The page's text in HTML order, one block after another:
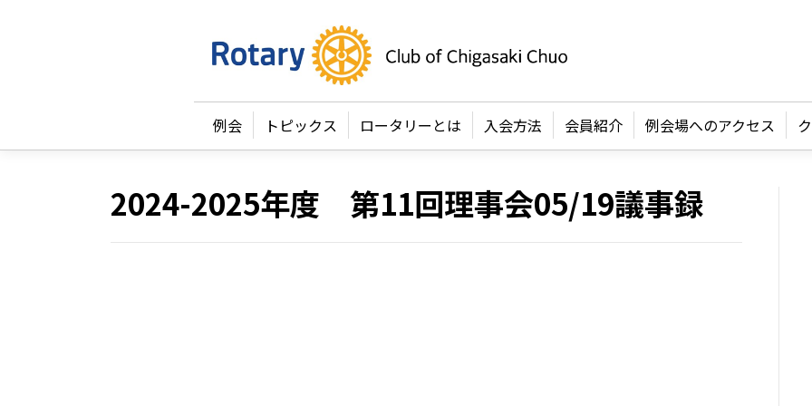
例会 トピックス ロータリーとは 入会方法 会員紹介 例会場へのアクセス
2024-2025年度 第11回理事会05/19議事録